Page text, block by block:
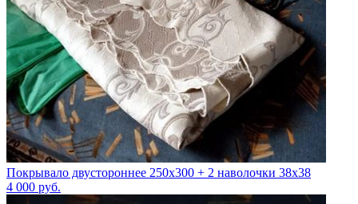
Покрывало двустороннее 250x300 + 2 наволочки 38x38
4 000 руб.